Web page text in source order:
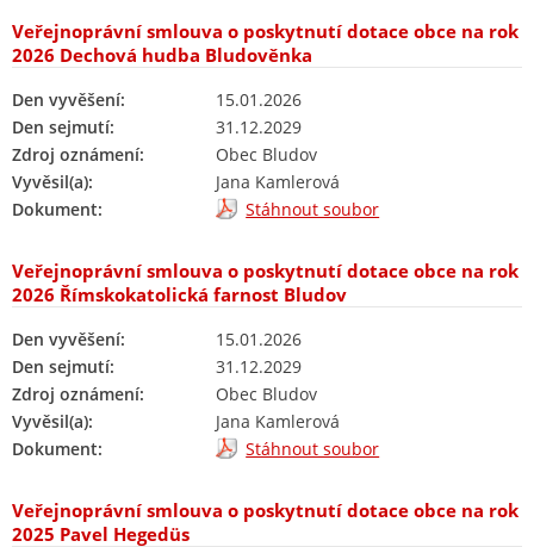
Veřejnoprávní smlouva o poskytnutí dotace obce na rok
2026 Dechová hudba Bludověnka
Den vyvěšení:
15.01.2026
Den sejmutí:
31.12.2029
Zdroj oznámení:
Obec Bludov
Vyvěsil(a):
Jana Kamlerová
Dokument:
Stáhnout soubor
Veřejnoprávní smlouva o poskytnutí dotace obce na rok
2026 Římskokatolická farnost Bludov
Den vyvěšení:
15.01.2026
Den sejmutí:
31.12.2029
Zdroj oznámení:
Obec Bludov
Vyvěsil(a):
Jana Kamlerová
Dokument:
Stáhnout soubor
Veřejnoprávní smlouva o poskytnutí dotace obce na rok
2025 Pavel Hegedüs